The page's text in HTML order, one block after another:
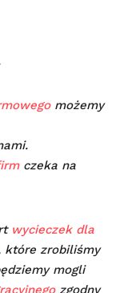
możemy
czeka na
wycieczek dla
które zrobiliśmy
mogli
zgodny